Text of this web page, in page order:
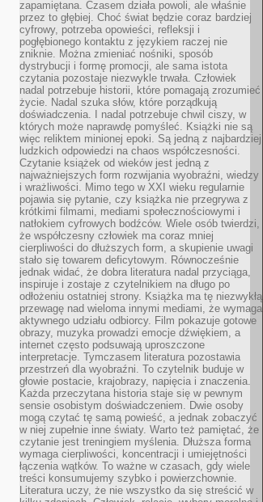
zapamiętana. Czasem działa powoli, ale właśnie
przez to głębiej. Choć świat będzie coraz bardziej
cyfrowy, potrzeba opowieści, refleksji i
pogłębionego kontaktu z językiem raczej nie
zniknie. Można zmieniać nośniki, sposób
dystrybucji i formę promocji, ale sama istota
czytania pozostaje niezwykle trwała. Człowiek
nadal potrzebuje historii, które pomagają zrozumieć
życie. Nadal szuka słów, które porządkują
doświadczenia. I nadal potrzebuje chwil ciszy, w
których może naprawdę pomyśleć. Książki nie są
więc reliktem minionej epoki. Są jedną z najbardziej
ludzkich odpowiedzi na chaos współczesności.
Czytanie książek od wieków jest jedną z
najważniejszych form rozwijania wyobraźni, wiedzy
i wrażliwości. Mimo tego w XXI wieku regularnie
pojawia się pytanie, czy książka nie przegrywa z
krótkimi filmami, mediami społecznościowymi i
natłokiem cyfrowych bodźców. Wiele osób twierdzi,
że współczesny człowiek ma coraz mniej
cierpliwości do dłuższych form, a skupienie uwagi
stało się towarem deficytowym. Równocześnie
jednak widać, że dobra literatura nadal przyciąga,
inspiruje i zostaje z czytelnikiem na długo po
odłożeniu ostatniej strony. Książka ma tę niezwykłą
przewagę nad wieloma innymi mediami, że wymaga
aktywnego udziału odbiorcy. Film pokazuje gotowe
obrazy, muzyka prowadzi emocje dźwiękiem, a
internet często podsuwają uproszczone
interpretacje. Tymczasem literatura pozostawia
przestrzeń dla wyobraźni. To czytelnik buduje w
głowie postacie, krajobrazy, napięcia i znaczenia.
Każda przeczytana historia staje się w pewnym
sensie osobistym doświadczeniem. Dwie osoby
mogą czytać tę samą powieść, a jednak zobaczyć
w niej zupełnie inne światy. Warto też pamiętać, że
czytanie jest treningiem myślenia. Dłuższa forma
wymaga cierpliwości, koncentracji i umiejętności
łączenia wątków. To ważne w czasach, gdy wiele
treści konsumujemy szybko i powierzchownie.
Literatura uczy, że nie wszystko da się streścić w